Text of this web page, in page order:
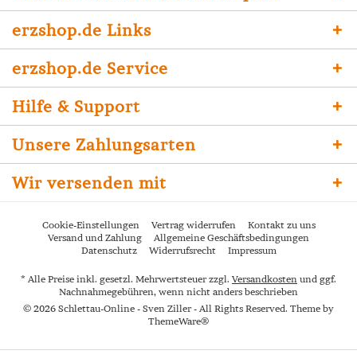
erzshop.de Links
erzshop.de Service
Hilfe & Support
Unsere Zahlungsarten
Wir versenden mit
Cookie-Einstellungen Vertrag widerrufen
Kontakt zu uns
Versand und Zahlung
Allgemeine Geschäftsbedingungen
Datenschutz
Widerrufsrecht Impressum
* Alle Preise inkl. gesetzl. Mehrwertsteuer zzgl. Versandkosten und ggf.
Nachnahmegebühren, wenn nicht anders beschrieben
© 2026 Schlettau-Online - Sven Ziller - All Rights Reserved. Theme by
ThemeWare®